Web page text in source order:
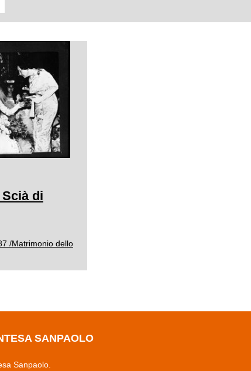
di
/Matrimonio dello
SANPAOLO
Sanpaolo.